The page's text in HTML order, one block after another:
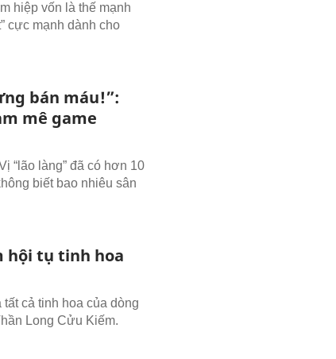
hiệp vốn là thế mạnh
cực mạnh dành cho
bán máu!”:
mê game
“lão làng” đã có hơn 10
biết bao nhiêu sân
hội tụ tinh hoa
cả tinh hoa của dòng
Long Cửu Kiếm.